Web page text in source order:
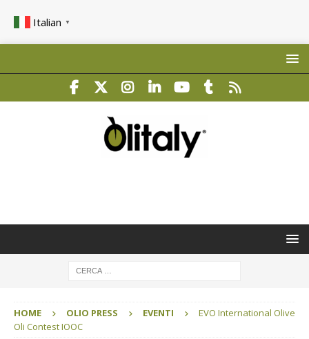
Italian ▼
HOME OLIO PRESS EVENTI
EVO International Olive
Oli Contest IOOC